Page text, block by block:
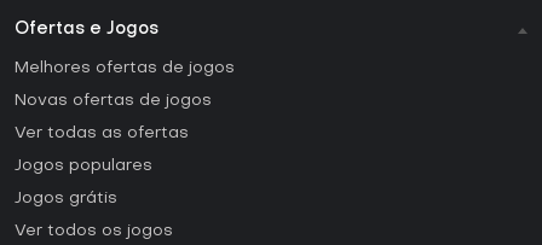
Ofertas e Jogos
Melhores ofertas de jogos
Novas ofertas de jogos
Ver todas as ofertas
Jogos populares
Jogos grátis
Ver todos os jogos